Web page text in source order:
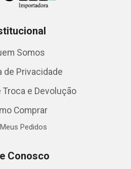
Somos
de Privacidade
Troca e Devolução
Comprar
Meus Pedidos
Conosco